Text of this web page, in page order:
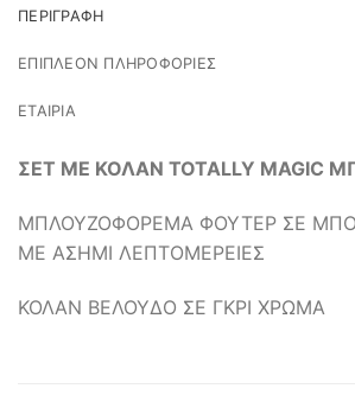
ΠΕΡΙΓΡΑΦΉ
ΕΠΙΠΛΈΟΝ ΠΛΗΡΟΦΟΡΊΕΣ
ΕΤΑΙΡΊΑ
ΣΕΤ ΜΕ ΚΟΛΑΝ TOTALLY MAGIC
ΜΠΛΟΥΖΟΦΟΡΕΜΑ ΦΟΥΤΕΡ ΣΕ
ΜΕ ΑΣΗΜΙ ΛΕΠΤΟΜΕΡΕΙΕΣ
ΚΟΛΑΝ ΒΕΛΟΥΔΟ ΣΕ ΓΚΡΙ ΧΡΩΜΑ